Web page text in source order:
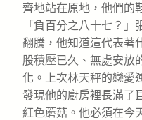
齊地站在原地，他們的
「負百分之八十七？
翻騰，他知道這代表著
股積壓已久、無處安放
化。上次林天秤的戀愛
發現他的廚房裡長滿了
紅色蘑菇。他必須在今